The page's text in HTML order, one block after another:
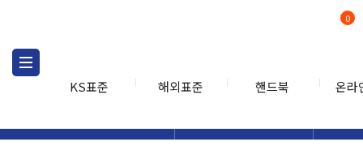
KS표준 해외표준 핸드북 온라
0